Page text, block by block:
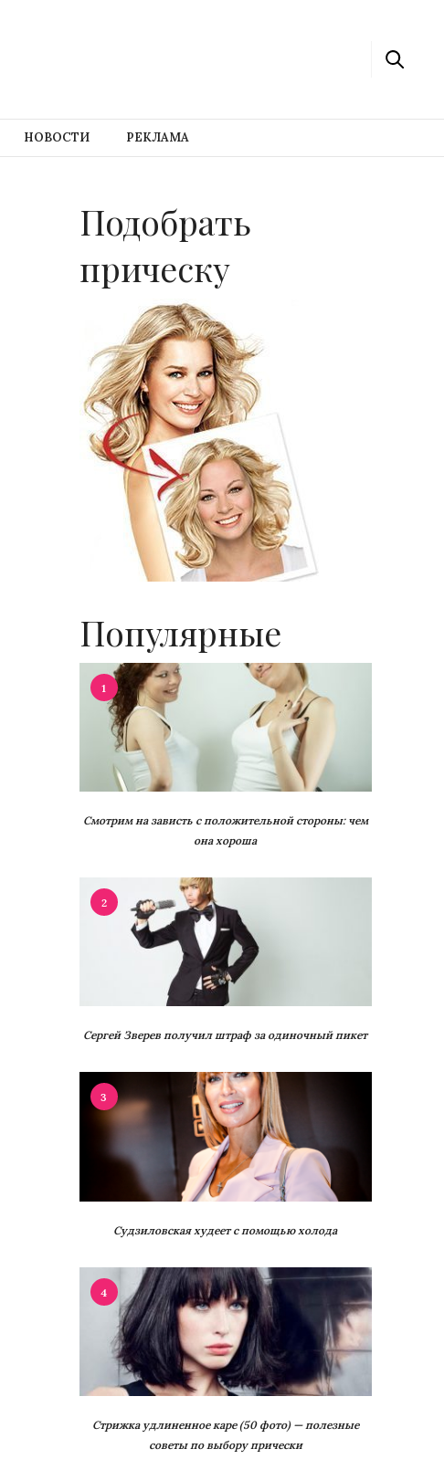
НОВОСТИ РЕКЛАМА
Подобрать
прическу
Популярные
1
Смотрим на зависть с положительной стороны: чем
она хороша
2
Сергей Зверев получил штраф за одиночный пикет
3
Судзиловская худеет с помощью холода
4
Стрижка удлиненное каре (50 фото) — полезные
советы по выбору прически